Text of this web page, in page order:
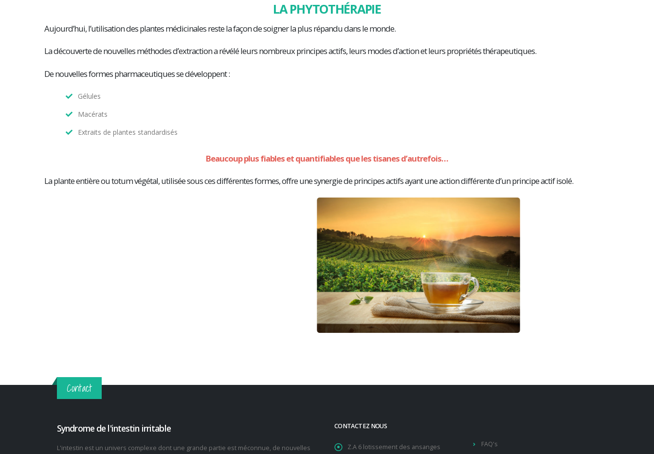
LA PHYTOTHÉRAPIE
Aujourd’hui, l’utilisation des plantes médicinales reste la façon de soigner la plus répandu dans le monde.
La découverte de nouvelles méthodes d’extraction a révélé leurs nombreux principes actifs, leurs modes d’action et leurs propriétés thérapeutiques.
De nouvelles formes pharmaceutiques se développent :
Gélules
Macérats
Extraits de plantes standardisés
Beaucoup plus fiables et quantifiables que les tisanes d’autrefois…
La plante entière ou totum végétal, utilisée sous ces différentes formes, offre une synergie de principes actifs ayant une action différente d’un principe actif isolé.
Contact
Syndrome de l'intestin irritable
L'intestin est un univers complexe dont une grande partie est méconnue, de nouvelles
CONTACTEZ NOUS
Z.A 6 lotissement des ansanges FAQ's